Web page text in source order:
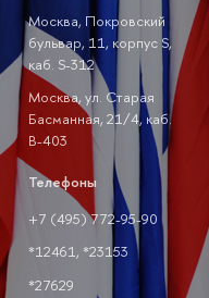
Москва, Покровский
бульвар, 11, корпус S,
каб. S-312
Москва, ул. Старая
Басманная, 21/4, каб.
В-403
Телефоны
+7 (495) 772-95-90
*12461, *23153
*27629